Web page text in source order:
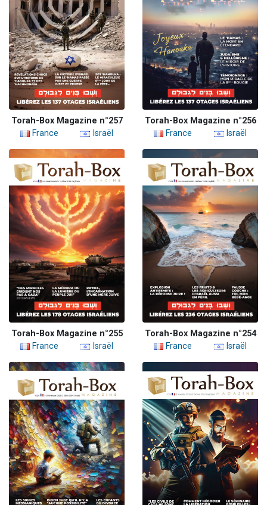
Torah-Box Magazine n°257
France
Israël
Torah-Box Magazine n°256
France
Israël
Torah-Box Magazine n°255
France
Israël
Torah-Box Magazine n°254
France
Israël